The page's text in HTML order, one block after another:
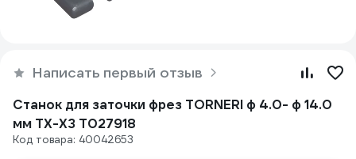
Написать первый отзыв
Станок для заточки фрез TORNERI ф 4.0- ф 14.0
мм TX-X3 Т027918
Код товара: 40042653